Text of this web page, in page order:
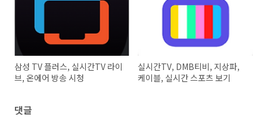
삼성 TV 플러스, 실시간TV 라이
브, 온에어 방송 시청
실시간TV, DMB티비, 지상파,
케이블, 실시간 스포츠 보기
댓글